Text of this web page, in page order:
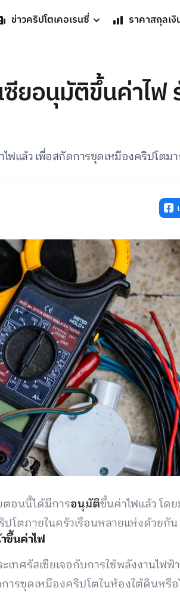
ข่าวคริปโตเคอเรนซี่ ราคาสกุลเ
ยอนุมัติขึ้นค่าไฟ
ฟแล้ว เพื่อสกัดการขุดเหมืองคริปโตมา
ตอนนี้ได้มีการอนุมัติขึ้นค่าไฟแล้ว โด
โตภายในครัวเรือนหลายแห่งด้วยกัน
ขึ้นค่าไฟ
เทศรัสเซียเจอกับการใช้พลังงานไฟ
ารขุดเหมืองคริปโตในห้องใต้ดินหรื